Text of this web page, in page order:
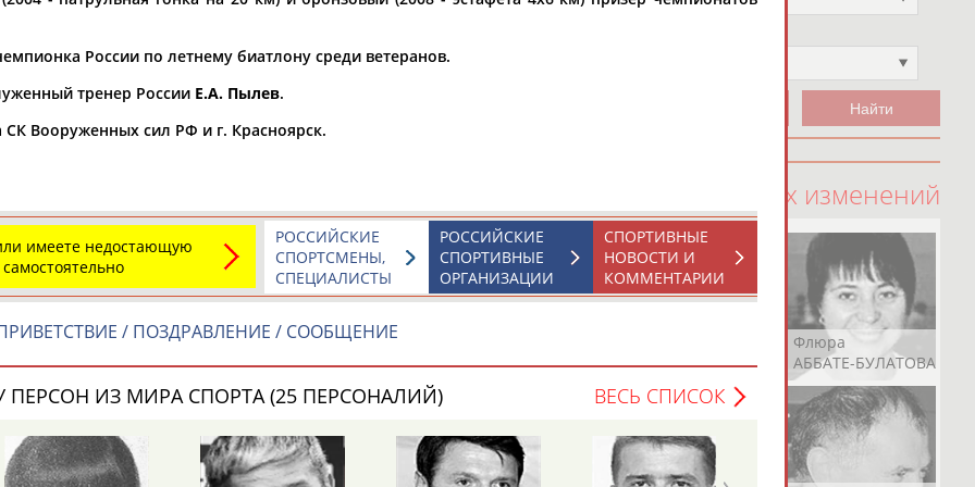
чч мм год по чч мм год
100 последних изменений
Юлия
АБАЛАКИНА
Дмитрий
АБАРЕНОВ
Тамилла
АБАСОВА
АБАЧАРАЕВ
АБАШИДЗЕ
Флюра
АББАТЕ-БУЛАТОВА
России по летнему биатлону среди ветеранов.
тренер России Е.А. Пылев.
СК Вооруженных сил РФ и г. Красноярск.
имеете недостающую
СПОРТИВНЫЕ
НОВОСТИ И
КОММЕНТАРИИ
РОССИЙСКИЕ
СПОРТИВНЫЕ
ОРГАНИЗАЦИИ
РОССИЙСКИЕ
СПОРТСМЕНЫ,
СПЕЦИАЛИСТЫ
/ ПОЗДРАВЛЕНИЕ / СООБЩЕНИЕ
ПЕРСОН ИЗ МИРА СПОРТА (25 ПЕРСОНАЛИЙ) ВЕСЬ СПИСОК